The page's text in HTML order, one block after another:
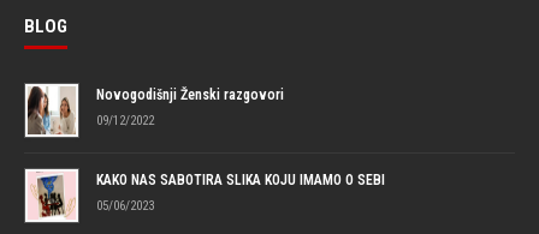
BLOG
Novogodišnji Ženski razgovori
09/12/2022
KAKO NAS SABOTIRA SLIKA KOJU IMAMO O SEBI
05/06/2023